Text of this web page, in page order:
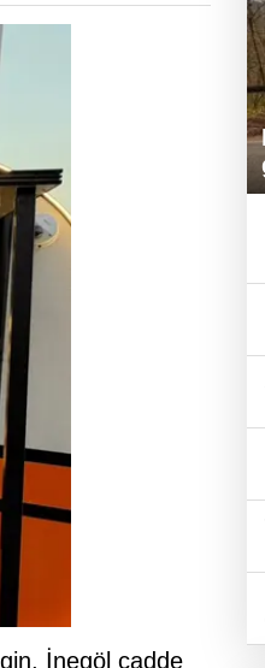
İnegöl cadde